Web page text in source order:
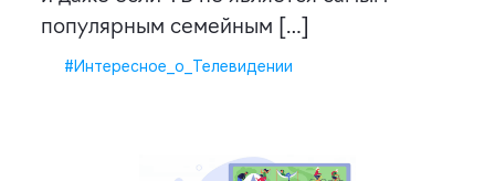
популярным семейным […]
#Интересное_о_Телевидении